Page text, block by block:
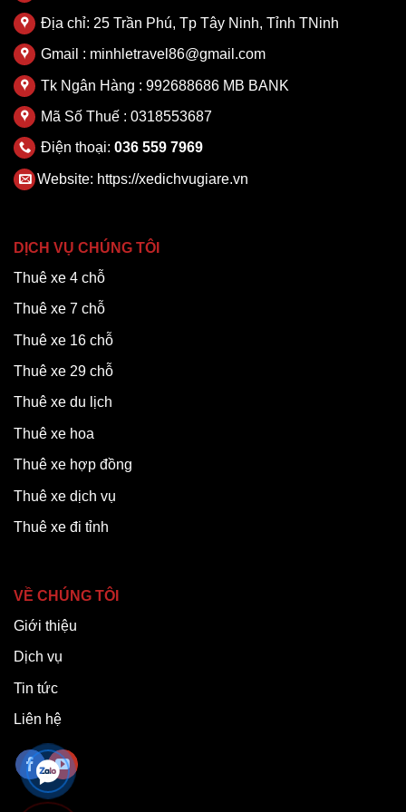
Địa chỉ: 25 Trần Phú, Tp Tây Ninh, Tỉnh TNinh
Gmail : minhletravel86@gmail.com
Tk Ngân Hàng : 992688686 MB BANK
Mã Số Thuế : 0318553687
Điện thoại: 036 559 7969
Website: https://xedichvugiare.vn
DỊCH VỤ CHÚNG TÔI
Thuê xe 4 chỗ
Thuê xe 7 chỗ
Thuê xe 16 chỗ
Thuê xe 29 chỗ
Thuê xe du lịch
Thuê xe hoa
Thuê xe hợp đồng
Thuê xe dịch vụ
Thuê xe đi tỉnh
VỀ CHÚNG TÔI
Giới thiệu
Dịch vụ
Tin tức
Liên hệ